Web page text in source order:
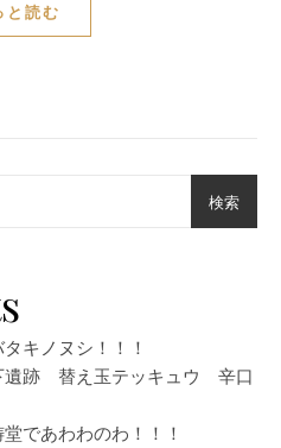
と読む
検索
キノヌシ！！！
遺跡 替え玉テッキュウ 辛口
であわわのわ！！！